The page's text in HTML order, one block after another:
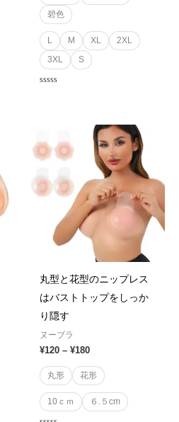
碧色
L M XL
2XL
3XL
S
丸型と花型のニップレス
はバストトップをしっか
り隠す
ヌーブラ
¥120 – ¥180
Price
range:
¥120
through
¥180
丸形 花形
10ｃｍ ６.５cm